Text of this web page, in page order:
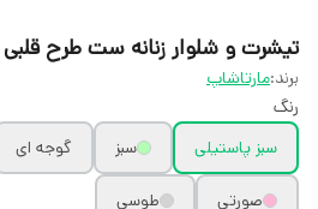
تیشرت و شلوار زنانه ست طرح قلبی
برند:مارتاشاپ
رنگ
سبز پاستیلی
سبز گوجه ای
صورتی طوسی